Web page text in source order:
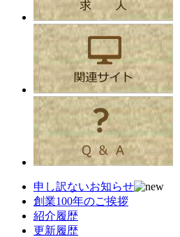
申し訳ないお知らせ
創業100年のご挨拶
紹介履歴
更新履歴